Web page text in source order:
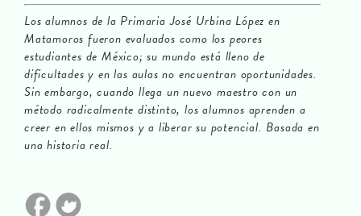
Los alumnos de la Primaria José Urbina López en
Matamoros fueron evaluados como los peores
estudiantes de México; su mundo está lleno de
dificultades y en las aulas no encuentran oportunidades.
Sin embargo, cuando llega un nuevo maestro con un
método radicalmente distinto, los alumnos aprenden a
creer en ellos mismos y a liberar su potencial. Basada en
una historia real.